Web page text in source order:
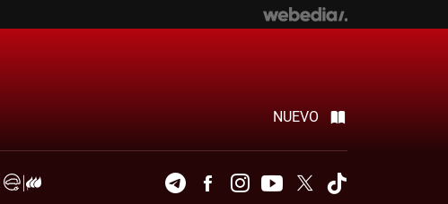
NUEVO
TelegramFacebookInstagramYoutubeTwitter